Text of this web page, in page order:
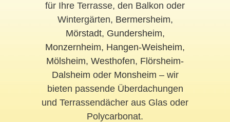
für Ihre Terrasse, den Balkon oder
Wintergärten, Bermersheim,
Mörstadt, Gundersheim,
Monzernheim, Hangen-Weisheim,
Mölsheim, Westhofen, Flörsheim-
Dalsheim oder Monsheim – wir
bieten passende Überdachungen
und Terrassendächer aus Glas oder
Polycarbonat.